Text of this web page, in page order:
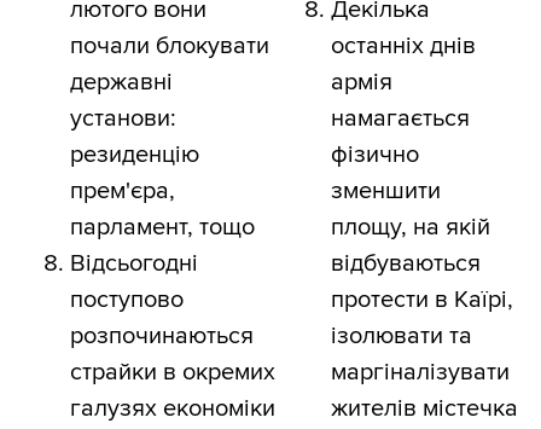
лютого вони
почали блокувати
державні
установи:
резиденцію
прем'єра,
парламент, тощо
Відсьогодні
поступово
розпочинаються
страйки в окремих
галузях економіки
Декілька
останніх днів
армія
намагається
фізично
зменшити
площу, на якій
відбуваються
протести в Каїрі,
ізолювати та
маргіналізувати
жителів містечка